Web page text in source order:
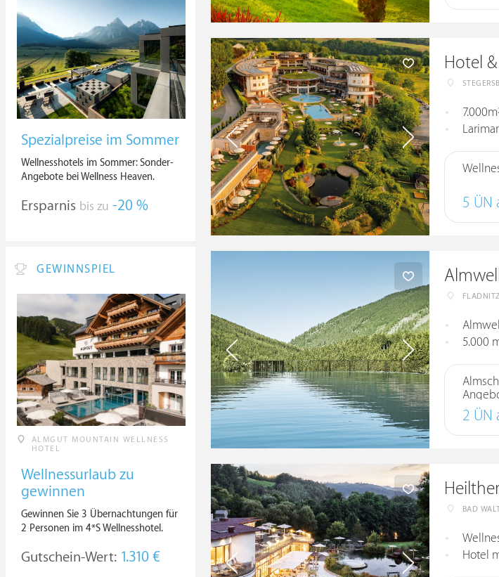
Hotel
Larimar
5 ÜN
FLADNITZ
5.000
2 ÜN
BAD
Hotel
Spezialpreise im Sommer
Wellnesshotels im Sommer: Sonder-
Angebote bei Wellness Heaven.
Ersparnis bis zu -20 %
GEWINNSPIEL
ALMGUT MOUNTAIN WELLNESS
HOTEL
Wellnessurlaub zu
gewinnen
Gewinnen Sie 3 Übernachtungen für
2 Personen im 4*S Wellnesshotel.
Gutschein-Wert: 1.310 €